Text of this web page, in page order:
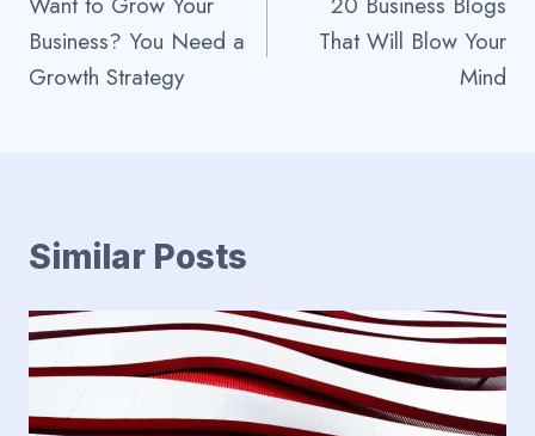
navigation
Business? You Need a
Growth Strategy
That Will Blow Your
Mind
Similar Posts